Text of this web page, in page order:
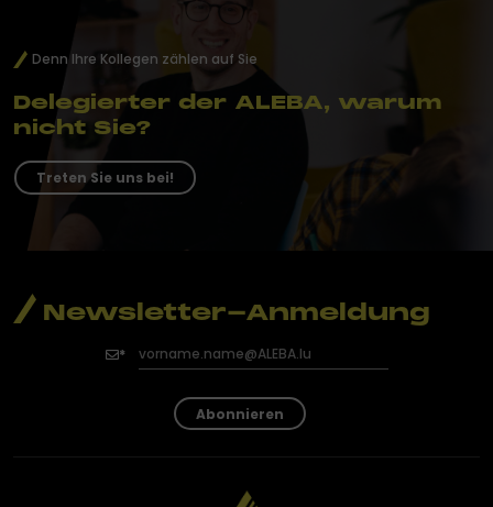
Denn Ihre Kollegen zählen auf Sie
Delegierter der ALEBA, warum
nicht Sie?
Treten Sie uns bei!
Newsletter-Anmeldung
Abonnieren